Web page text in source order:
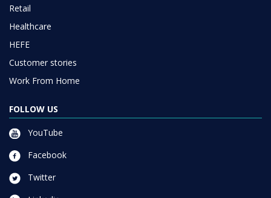
Retail
Healthcare
HEFE
Customer stories
Work From Home
FOLLOW US
YouTube
Facebook
Twitter